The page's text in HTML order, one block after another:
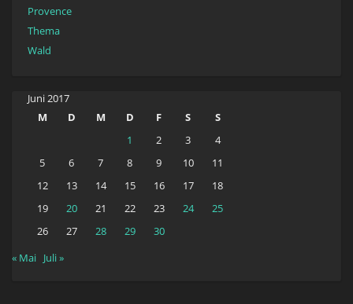
Provence
Thema
Wald
Juni 2017
M
D M D F S
S
1
2 3
4
5
6 7 8 9 10
11
12
13 14 15 16 17
18
19
20 21 22 23 24
25
26
27 28 29
30
« Mai Juli »